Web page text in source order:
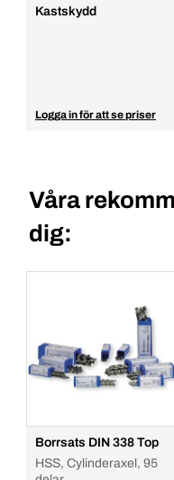
Kastskydd
Logga in för att se priser
Våra
dig:
Borrsats DIN 338 Top
HSS, Cylinderaxel, 95